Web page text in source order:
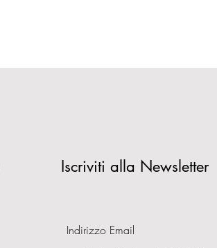
Iscriviti alla Newsletter